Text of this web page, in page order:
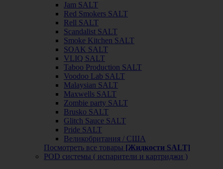
Jam SALT
Red Smokers SALT
Rell SALT
Scandalist SALT
Smoke Kitchen SALT
SOAK SALT
VLIQ SALT
Taboo Production SALT
Voodoo Lab SALT
Malaysian SALT
Maxwells SALT
Zombie party SALT
Brusko SALT
Glitch Sauce SALT
Pride SALT
Великобритания / США
Посмотреть все товары [Жидкости SALT]
POD системы ( испарители и картриджи )